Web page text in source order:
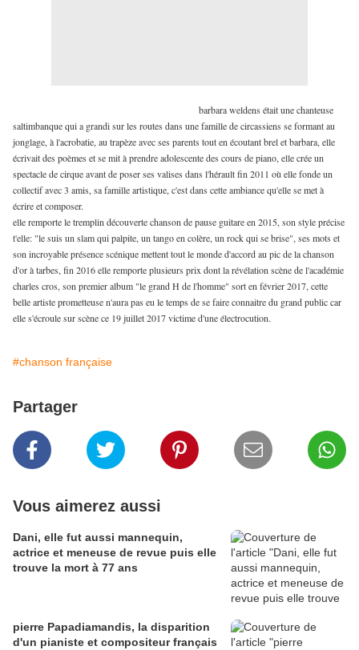
barbara weldens était une chanteuse
saltimbanque qui a grandi sur les routes dans une famille de circassiens se formant au
jonglage, à l'acrobatie, au trapèze avec ses parents tout en écoutant brel et barbara, elle
écrivait des poèmes et se mit à prendre adolescente des cours de piano, elle crée un
spectacle de cirque avant de poser ses valises dans l'hérault fin 2011 où elle fonde un
collectif avec 3 amis, sa famille artistique, c'est dans cette ambiance qu'elle se met à
écrire et composer.
elle remporte le tremplin découverte chanson de pause guitare en 2015, son style précise
t'elle: "le suis un slam qui palpite, un tango en colère, un rock qui se brise", ses mots et
son incroyable présence scénique mettent tout le monde d'accord au pic de la chanson
d'or à tarbes, fin 2016 elle remporte plusieurs prix dont la révélation scène de l'académie
charles cros, son premier album "le grand H de l'homme" sort en février 2017, cette
belle artiste prometteuse n'aura pas eu le temps de se faire connaitre du grand public car
elle s'écroule sur scène ce 19 juillet 2017 victime d'une électrocution.
#chanson française
Partager
Vous aimerez aussi
Dani, elle fut aussi mannequin,
actrice et meneuse de revue puis elle
trouve la mort à 77 ans
pierre Papadiamandis, la disparition
d'un pianiste et compositeur français